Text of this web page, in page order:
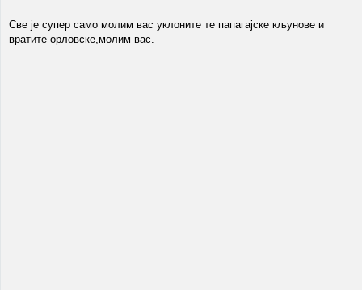
Све је супер само молим вас уклоните те папагајске кљунове и
вратите орловске,молим вас.